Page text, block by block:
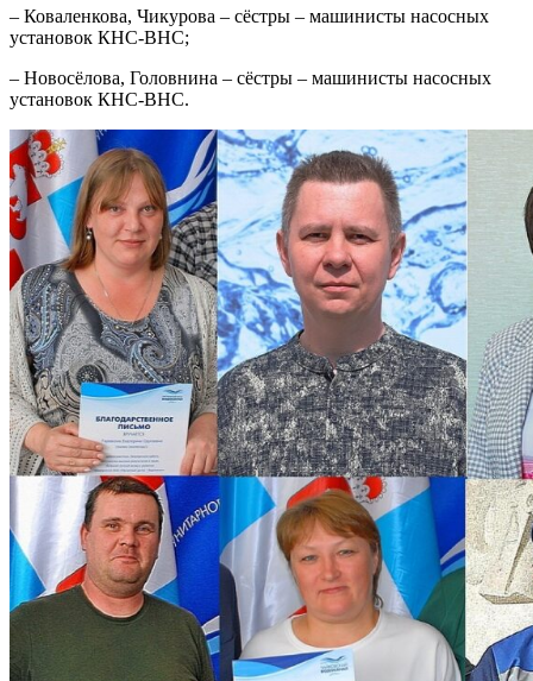
– Коваленкова, Чикурова – сёстры – машинисты насосных
установок КНС-ВНС;
– Новосёлова, Головнина – сёстры – машинисты насосных
установок КНС-ВНС.